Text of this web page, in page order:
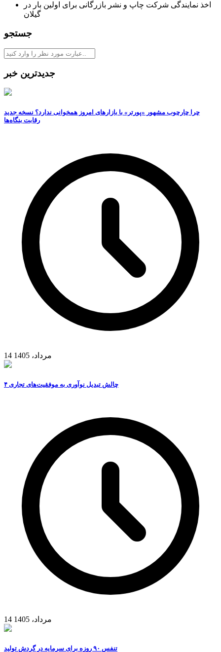
اخذ نمایندگی شرکت چاپ و نشر بازرگانی برای اولین بار در
گیلان
جستجو
جدیدترین خبر
چرا چارچوب مشهور «پورتر» با بازارهای امروز همخوانی ندارد؟ نسخه جدید
رقابت‌ بنگاه‌ها
14 مرداد، 1405
۴ چالش تبدیل نوآوری به موفقیت‌های تجاری
14 مرداد، 1405
تنفس ۹۰ روزه برای سرمایه در گردش تولید